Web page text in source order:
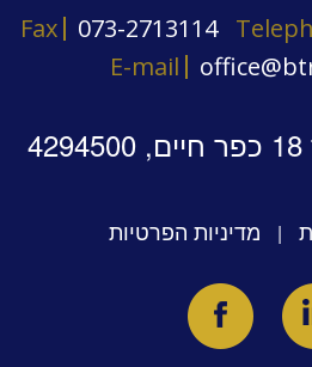
Fax 073-2713114
E-mail
| מדיניות הפרטיות